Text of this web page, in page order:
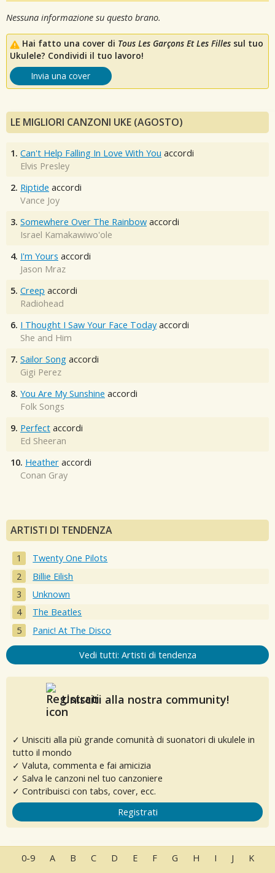
Nessuna informazione su questo brano.
Hai fatto una cover di Tous Les Garçons Et Les Filles sul tuo
Ukulele? Condividi il tuo lavoro!
Invia una cover
LE MIGLIORI CANZONI UKE (AGOSTO)
1. Can't Help Falling In Love With You accordi
Elvis Presley
2. Riptide accordi
Vance Joy
3. Somewhere Over The Rainbow accordi
Israel Kamakawiwo'ole
4. I'm Yours accordi
Jason Mraz
5. Creep accordi
Radiohead
6. I Thought I Saw Your Face Today accordi
She and Him
7. Sailor Song accordi
Gigi Perez
8. You Are My Sunshine accordi
Folk Songs
9. Perfect accordi
Ed Sheeran
10. Heather accordi
Conan Gray
ARTISTI DI TENDENZA
Twenty One Pilots
Billie Eilish
Unknown
The Beatles
Panic! At The Disco
Vedi tutti: Artisti di tendenza
Unisciti alla nostra community!
✓ Unisciti alla più grande comunità di suonatori di ukulele in
tutto il mondo
✓ Valuta, commenta e fai amicizia
✓ Salva le canzoni nel tuo canzoniere
✓ Contribuisci con tabs, cover, ecc.
Registrati
0-9 A B C D E F G H I J K